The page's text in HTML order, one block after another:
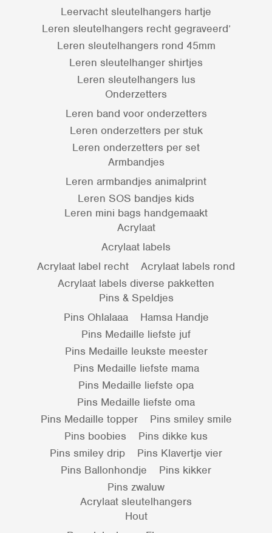
Leervacht sleutelhangers hartje
Leren sleutelhangers recht gegraveerd’
Leren sleutelhangers rond 45mm
Leren sleutelhanger shirtjes
Leren sleutelhangers lus
Onderzetters
Leren band voor onderzetters
Leren onderzetters per stuk
Leren onderzetters per set
Armbandjes
Leren armbandjes animalprint
Leren SOS bandjes kids
Leren mini bags handgemaakt
Acrylaat
Acrylaat labels
Acrylaat label recht
Acrylaat labels rond
Acrylaat labels diverse pakketten
Pins & Speldjes
Pins Ohlalaaa
Hamsa Handje
Pins Medaille liefste juf
Pins Medaille leukste meester
Pins Medaille liefste mama
Pins Medaille liefste opa
Pins Medaille liefste oma
Pins Medaille topper
Pins smiley smile
Pins boobies
Pins dikke kus
Pins smiley drip
Pins Klavertje vier
Pins Ballonhondje
Pins kikker
Pins zwaluw
Acrylaat sleutelhangers
Hout